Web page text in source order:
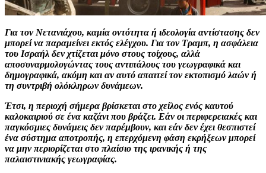
Για τον Νετανιάχου, καμία οντότητα ή ιδεολογία αντίστασης δεν
μπορεί να παραμείνει εκτός ελέγχου. Για τον Τραμπ, η ασφάλεια
του Ισραήλ δεν χτίζεται μόνο στους τοίχους, αλλά
αποσυναρμολογώντας τους αντιπάλους του γεωγραφικά και
δημογραφικά, ακόμη και αν αυτό απαιτεί τον εκτοπισμό λαών ή
τη συντριβή ολόκληρων δυνάμεων.
Έτσι, η περιοχή σήμερα βρίσκεται στο χείλος ενός καυτού
καλοκαιριού σε ένα καζάνι που βράζει. Εάν οι περιφερειακές και
παγκόσμιες δυνάμεις δεν παρέμβουν, και εάν δεν έχει θεσπιστεί
ένα σύστημα αποτροπής, η επερχόμενη φάση εκρήξεων μπορεί
να μην περιορίζεται στο πλαίσιο της ιρανικής ή της
παλαιστινιακής γεωγραφίας.